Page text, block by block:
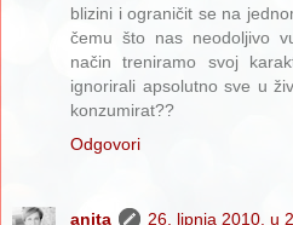
blizini i ograničit se na
čemu što nas neodoljivo
način treniramo svoj
ignorirali apsolutno sve u
konzumirat??
Odgovori
anita
26. lipnja 2010. u